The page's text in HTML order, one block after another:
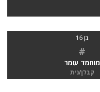
בן 16
#
מוחמד עומר
קבלן/נית